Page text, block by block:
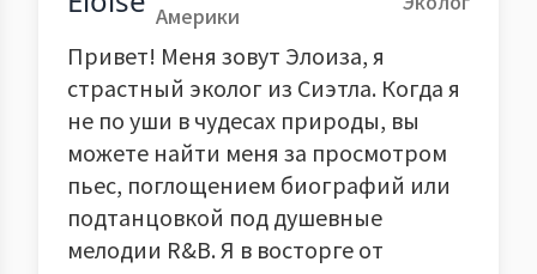
Америки
Привет! Меня зовут Элоиза, я
страстный эколог из Сиэтла. Когда я
не по уши в чудесах природы, вы
можете найти меня за просмотром
пьес, поглощением биографий или
подтанцовкой под душевные
мелодии R&B. Я в восторге от